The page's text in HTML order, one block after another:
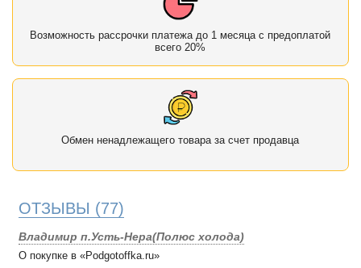
Возможность рассрочки платежа до 1 месяца с предоплатой
всего 20%
Обмен ненадлежащего товара за счет продавца
ОТЗЫВЫ (77)
Владимир п.Усть-Нера(Полюс холода)
О покупке в «Podgotoffka.ru»